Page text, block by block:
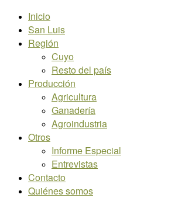
Inicio
San Luis
Región
Cuyo
Resto del país
Producción
Agricultura
Ganadería
Agroindustria
Otros
Informe Especial
Entrevistas
Contacto
Quiénes somos